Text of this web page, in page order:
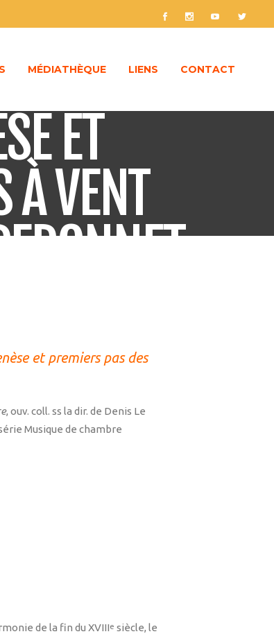
MÉDIATHÈQUE LIENS CONTACT
ET
À VENT
et premiers pas des
, ouv. coll. ss la dir. de Denis Le
Musique de chambre
de la fin du XVIIIe siècle, le